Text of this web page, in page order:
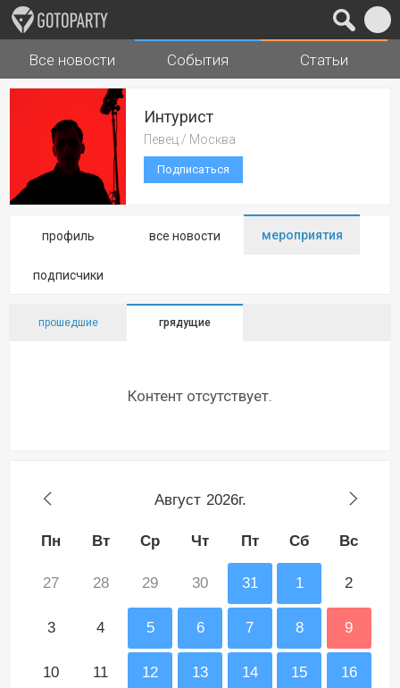
Города Музыка
Все новости События Статьи
Интурист
Певец / Москва
Подписаться
профиль все новости мероприятия
подписчики
прошедшие грядущие
Контент отсутствует.
Август 2026г.
Пн Вт Ср Чт Пт Сб Вс
27 28 29 30 31 1 2
3 4 5 6 7 8 9
10 11 12 13 14 15 16